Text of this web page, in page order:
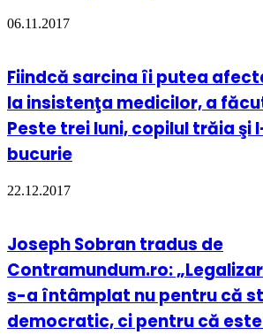
06.11.2017
Fiindcă sarcina îi putea
la insistenţa medicilor, a
Peste trei luni, copilul trăia
bucurie
22.12.2017
Joseph Sobran tradus de
Contramundum.ro:
s-a întâmplat nu pentru că
democratic, ci pentru că